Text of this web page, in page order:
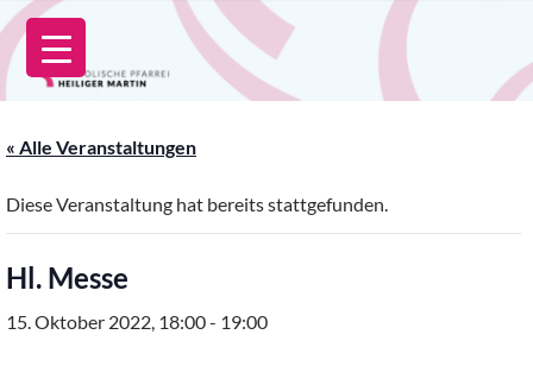
Zum
Inhalt
springen
« Alle Veranstaltungen
Diese Veranstaltung hat bereits stattgefunden.
Hl. Messe
15. Oktober 2022, 18:00- 19:00